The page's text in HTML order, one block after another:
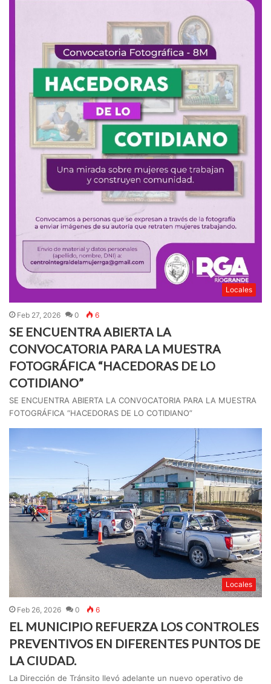
Locales
Feb 27, 2026 0 6
SE ENCUENTRA ABIERTA LA
CONVOCATORIA PARA LA MUESTRA
FOTOGRÁFICA “HACEDORAS DE LO
COTIDIANO”
SE ENCUENTRA ABIERTA LA CONVOCATORIA PARA LA MUESTRA
FOTOGRÁFICA “HACEDORAS DE LO COTIDIANO”
Locales
Feb 26, 2026 0 6
EL MUNICIPIO REFUERZA LOS CONTROLES
PREVENTIVOS EN DIFERENTES PUNTOS DE
LA CIUDAD.
La Dirección de Tránsito llevó adelante un nuevo operativo de